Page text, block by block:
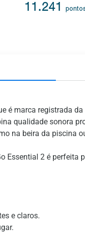
11.241
é marca registrada
qualidade sonora
na beira da piscina
Essential 2 é
e claros.